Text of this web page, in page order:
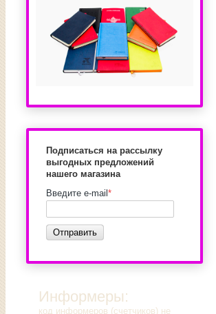
Подписаться на рассылку
выгодных предложений
нашего магазина
Введите e-mail *
Отправить
Информеры:
код информеров (счетчиков) не